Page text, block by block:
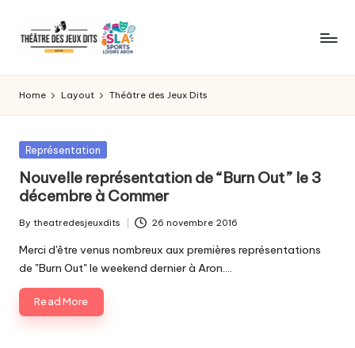
Skip
Site
General
News,
Flash
News,
Home Layout Théâtre des Jeux Dits
Posted
Représentation
Nouvelle représentation de “Burn Out” le 3
décembre à Commer
Posted
by
By theatredesjeuxdits 26 novembre 2016
Merci d'être venus nombreux aux premières représentations
de "Burn Out" le weekend dernier à Aron.…
Read More